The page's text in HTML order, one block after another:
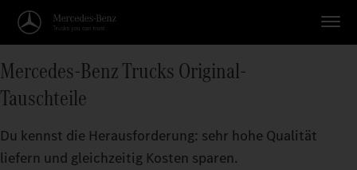
Mercedes‑Benz Trucks Original-
Tauschteile
Du kennst die Herausforderung: sehr hohe Qualität
liefern und gleichzeitig Kosten sparen.